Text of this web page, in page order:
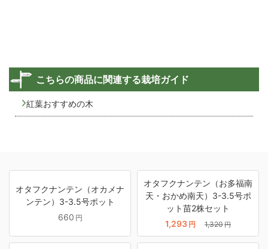
こちらの商品に関連する栽培ガイド
紅葉おすすめの木
オタフクナンテン（オカメナ
ンテン）3-3.5号ポット
660 円
オタフクナンテン（お多福南
天・おかめ南天）3-3.5号ポ
ット苗2株セット
1,293 円 1,320円